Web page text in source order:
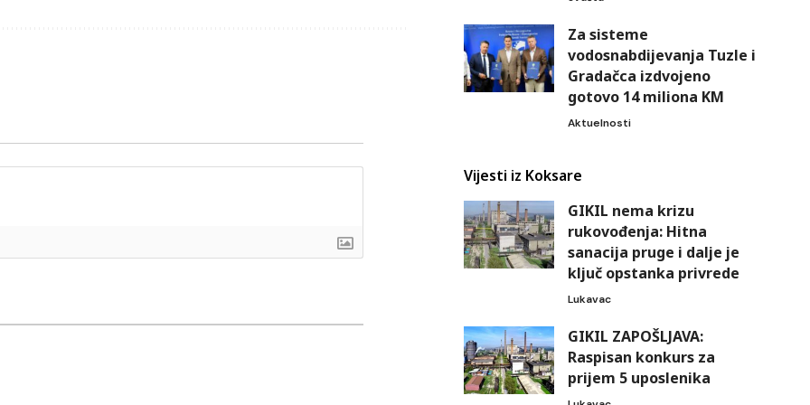
Za sisteme
vodosnabdijevanja Tuzle i
Gradačca izdvojeno
gotovo 14 miliona KM
Aktuelnosti
Vijesti iz Koksare
GIKIL nema krizu
rukovođenja: Hitna
sanacija pruge i dalje je
ključ opstanka privrede
Lukavac
GIKIL ZAPOŠLJAVA:
Raspisan konkurs za
prijem 5 uposlenika